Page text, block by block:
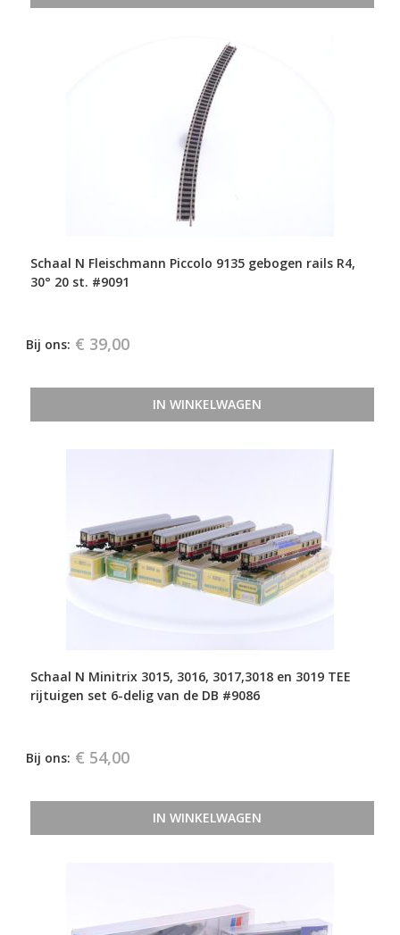
Schaal N Fleischmann Piccolo 9135 gebogen rails R4,
30° 20 st. #9091
Bij ons: € 39,00
IN WINKELWAGEN
Schaal N Minitrix 3015, 3016, 3017,3018 en 3019 TEE
rijtuigen set 6-delig van de DB #9086
Bij ons: € 54,00
IN WINKELWAGEN